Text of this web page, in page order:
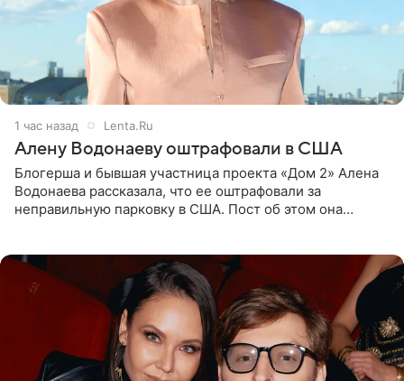
1 час назад Lenta.Ru
Алену Водонаеву оштрафовали в США
Блогерша и бывшая участница проекта «Дом 2» Алена
Водонаева рассказала, что ее оштрафовали за
неправильную парковку в США. Пост об этом она